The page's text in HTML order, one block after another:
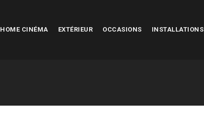
HOME CINÉMA EXTÉRIEUR OCCASIONS INSTALLATIONS